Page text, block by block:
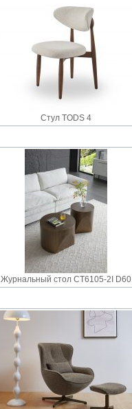
Стул TODS 4
Журнальный стол CT6105-2I D60